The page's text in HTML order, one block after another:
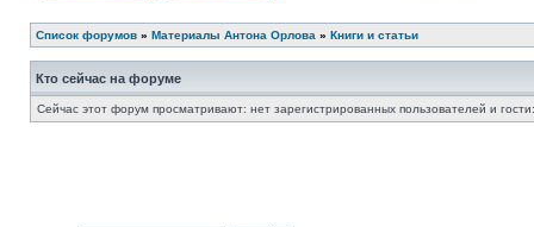
Список форумов » Материалы Антона Орлова » Книги и статьи
Кто сейчас на форуме
Сейчас этот форум просматривают: нет зарегистрированных пользователей и